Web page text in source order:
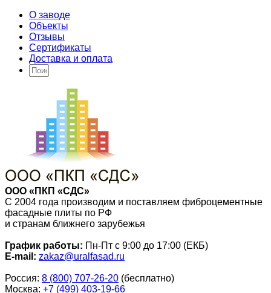
О заводе
Объекты
Отзывы
Сертификаты
Доставка и оплата
ООО «ПКП «СДС»
С 2004 года производим и поставляем фиброцементные
фасадные плиты по РФ
и странам ближнего зарубежья
График работы: Пн-Пт с 9:00 до 17:00 (ЕКБ)
E-mail: zakaz@uralfasad.ru
Россия: 8 (800) 707-26-20 (бесплатно)
Москва: +7 (499) 403-19-66